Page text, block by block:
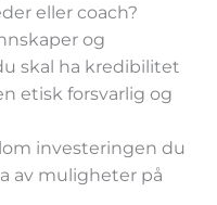
eller coach?
og
skal ha kredibilitet
etisk forsvarlig og
investeringen du
av muligheter på